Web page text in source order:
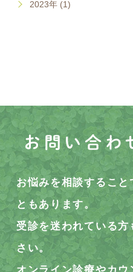
2023年 (1)
お問い合わ
お悩みを相談するこ
ともあります。
受診を迷われている
さい。